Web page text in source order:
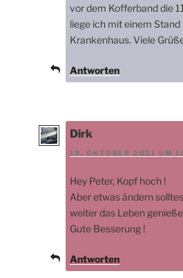
vor dem Kofferband die
liege ich mit einem
Krankenhaus. Viele
Antworten
Dirk
19. OKTOBER 2021 UM
Hey Peter, Kopf hoch !
Aber etwas ändern
weiter das Leben
Gute Besserung !
Antworten